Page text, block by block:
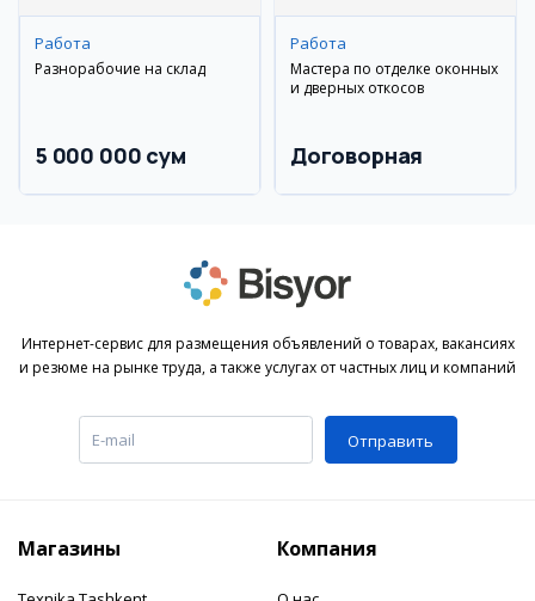
Работа
Разнорабочие на склад
5 000 000 сум
Работа
Мастера по отделке оконных
и дверных откосов
Договорная
Интернет-сервис для размещения объявлений о товарах, вакансиях
и резюме на рынке труда, а также услугах от частных лиц и компаний
Отправить
Магазины Компания